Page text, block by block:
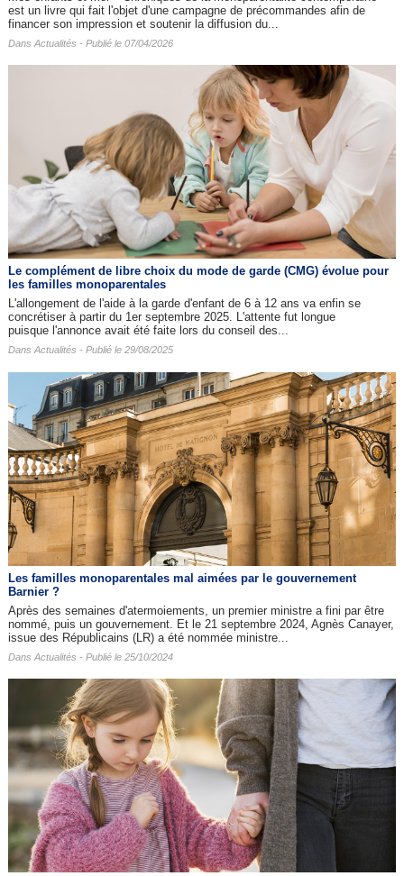
est un livre qui fait l'objet d'une campagne de précommandes afin de
financer son impression et soutenir la diffusion du...
Dans Actualités - Publié le 07/04/2026
Le complément de libre choix du mode de garde (CMG) évolue pour
les familles monoparentales
L'allongement de l'aide à la garde d'enfant de 6 à 12 ans va enfin se
concrétiser à partir du 1er septembre 2025. L'attente fut longue
puisque l'annonce avait été faite lors du conseil des...
Dans Actualités - Publié le 29/08/2025
Les familles monoparentales mal aimées par le gouvernement
Barnier ?
Après des semaines d'atermoiements, un premier ministre a fini par être
nommé, puis un gouvernement. Et le 21 septembre 2024, Agnès Canayer,
issue des Républicains (LR) a été nommée ministre...
Dans Actualités - Publié le 25/10/2024